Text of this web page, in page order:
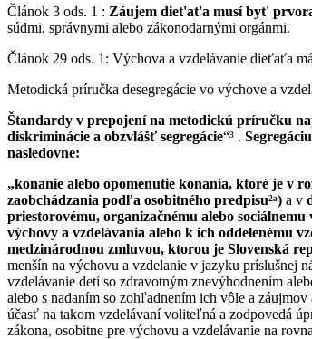
Článok 3 ods. 1 : Záujem diet'at'a musí byt'
súdmi, správnymi alebo zákonodarnými orgánmi.
Článok 29 ods. 1: Výchova a vzdelávanie dieťaťa
Metodická príručka desegregácie vo výchove a
Štandardy v prepojení na metodickú príručku
diskriminácie a obzvlášť segregácie“³ .
nasledovne:
„konanie alebo opomenutie konania, ktoré je v
zaobchádzania podľa osobitného predpisu²ᵃ) a v
priestorovému, organizačnému alebo
výchovy a vzdelávania alebo k ich oddelenému
medzinárodnou zmluvou, ktorou je Slovenská
menšín na výchovu a vzdelanie v jazyku príslušnej
vzdelávanie detí so zdravotným znevýhodnením
alebo s nadaním so zohľadnením ich vôle a
účasť na takom vzdelávaní voliteľná a zodpovedá
zákona, osobitne pre výchovu a vzdelávanie na